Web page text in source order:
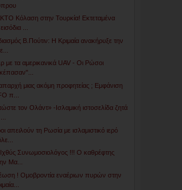
Κόλαση στην Τουρκία! Εκτεταμένα
...
Β.Πούτιν: H Κριμαία ανακήρυξε την
με τα αμερικανικά UAV - Οι Ρώσοι
μιας ακόμη προφητείας ; Εμφάνιση
π...
τον Ολάντ» -Ισλαμική ιστοσελίδα ζητά
απειλούν τη Ρωσία με ισλαμιστικό ιερό
Συνωμοσιολόγος !!! Ο καθρέφτης
Μα...
! Ομοβροντία εναέριων πυρών στην